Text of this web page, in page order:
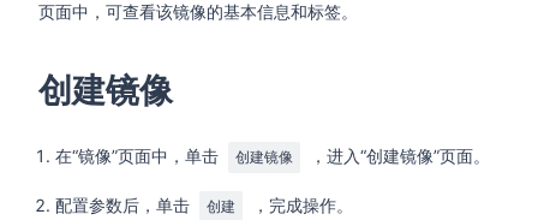
页面中，可查看该镜像的基本信息和标签。
创建镜像
在“镜像”页面中，单击 创建镜像 ，进入“创建镜像”页面。
配置参数后，单击 创建 ，完成操作。